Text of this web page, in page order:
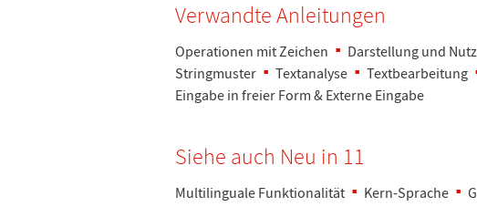
Verwandte Anleitungen
Operationen mit Zeichen Darstellung und
Stringmuster
Textanalyse Textbearbeitung
Eingabe in freier Form & Externe Eingabe
Siehe auch Neu in 11
Multilinguale Funktionalität Kern-Sprache